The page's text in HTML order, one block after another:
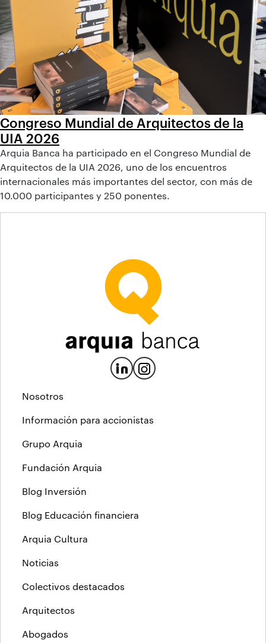
Congreso Mundial de Arquitectos de la
UIA 2026
Arquia Banca ha participado en el Congreso Mundial de
Arquitectos de la UIA 2026, uno de los encuentros
internacionales más importantes del sector, con más de
10.000 participantes y 250 ponentes.
Nosotros
Información para accionistas
Grupo Arquia
Fundación Arquia
Blog Inversión
Blog Educación financiera
Arquia Cultura
Noticias
Colectivos destacados
Arquitectos
Abogados